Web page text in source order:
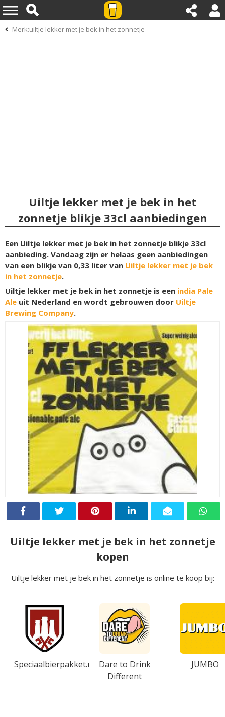
Merk:uiltje lekker met je bek in het zonnetje
Uiltje lekker met je bek in het
zonnetje blikje 33cl aanbiedingen
Een Uiltje lekker met je bek in het zonnetje blikje 33cl
aanbieding. Vandaag zijn er helaas geen aanbiedingen
van een blikje van 0,33 liter van Uiltje lekker met je bek
in het zonnetje.
Uiltje lekker met je bek in het zonnetje is een india Pale
Ale uit Nederland en wordt gebrouwen door Uiltje
Brewing Company.
Uiltje lekker met je bek in het zonnetje
kopen
Uiltje lekker met je bek in het zonnetje is online te koop bij:
Speciaalbierpakket.nl
Dare to Drink
Different
JUMBO